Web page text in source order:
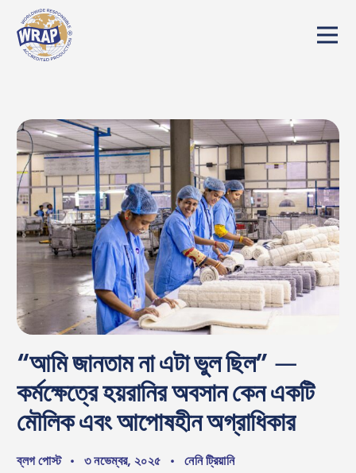
“আমি জানতাম না এটা ভুল ছিল” —
কর্মক্ষেত্রে হয়রানির অবসান কেন একটি
মৌলিক এবং আপোষহীন অগ্রাধিকার
ব্লগ পোস্ট • ৩ নভেম্বর, ২০২৫ • নেনি ট্রিয়ানি